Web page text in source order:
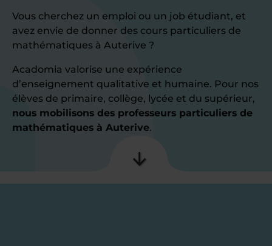
Vous cherchez un emploi ou un job étudiant, et
avez envie de donner des cours particuliers de
mathématiques à Auterive ?
Acadomia valorise une expérience
d’enseignement qualitative et humaine. Pour nos
élèves de primaire, collège, lycée et du supérieur,
nous mobilisons des professeurs particuliers de
mathématiques à Auterive.